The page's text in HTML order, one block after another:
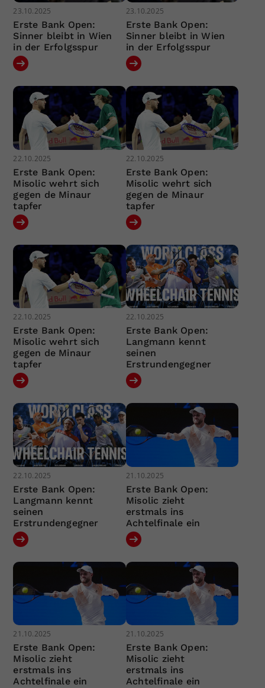
23.10.2025
Erste Bank Open:
Sinner bleibt in Wien
in der Erfolgsspur
23.10.2025
Erste Bank Open:
Sinner bleibt in Wien
in der Erfolgsspur
22.10.2025
Erste Bank Open:
Misolic wehrt sich
gegen de Minaur
tapfer
22.10.2025
Erste Bank Open:
Misolic wehrt sich
gegen de Minaur
tapfer
22.10.2025
Erste Bank Open:
Misolic wehrt sich
gegen de Minaur
tapfer
22.10.2025
Erste Bank Open:
Langmann kennt
seinen
Erstrundengegner
22.10.2025
Erste Bank Open:
Langmann kennt
seinen
Erstrundengegner
21.10.2025
Erste Bank Open:
Misolic zieht
erstmals ins
Achtelfinale ein
21.10.2025
Erste Bank Open:
Misolic zieht
erstmals ins
Achtelfinale ein
21.10.2025
Erste Bank Open:
Misolic zieht
erstmals ins
Achtelfinale ein